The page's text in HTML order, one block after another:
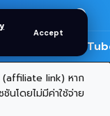
Accept
🎬
link) หาก
นโดยไม่มีค่าใช้จ่าย